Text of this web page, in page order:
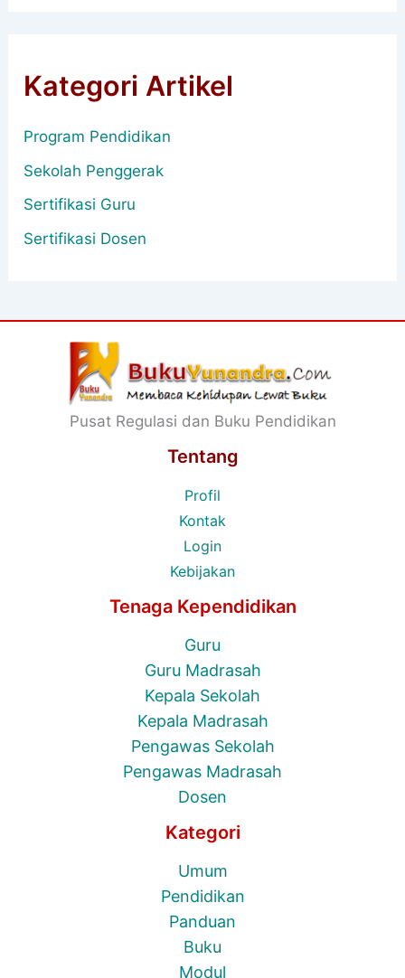
Kategori Artikel
Program Pendidikan
Sekolah Penggerak
Sertifikasi Guru
Sertifikasi Dosen
Pusat Regulasi dan Buku Pendidikan
Tentang
Profil
Kontak
Login
Kebijakan
Tenaga Kependidikan
Guru
Guru Madrasah
Kepala Sekolah
Kepala Madrasah
Pengawas Sekolah
Pengawas Madrasah
Dosen
Kategori
Umum
Pendidikan
Panduan
Buku
Modul